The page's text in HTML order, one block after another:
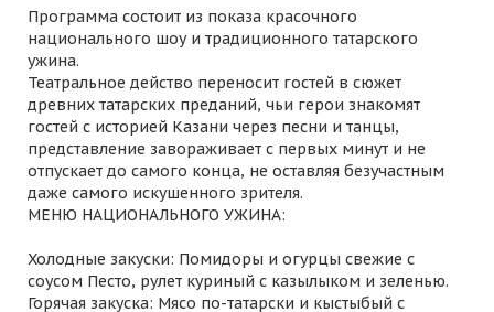
Программа состоит из показа красочного
национального шоу и традиционного татарского
ужина.
Театральное действо переносит гостей в сюжет
древних татарских преданий, чьи герои знакомят
гостей с историей Казани через песни и танцы,
представление завораживает с первых минут и не
отпускает до самого конца, не оставляя безучастным
даже самого искушенного зрителя.
МЕНЮ НАЦИОНАЛЬНОГО УЖИНА:
Холодные закуски: Помидоры и огурцы свежие с
соусом Песто, рулет куриный с казылыком и зеленью.
Горячая закуска: Мясо по-татарски и кыстыбый с